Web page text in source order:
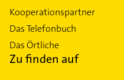
Kooperationspartner
Das Telefonbuch
Das Örtliche
Zu finden auf